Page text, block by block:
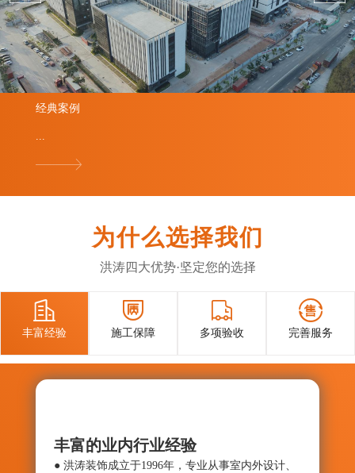
经典案例
为什么选择我们
洪涛四大优势·坚定您的选择

丰富经验

施工保障

多项验收

完善服务
丰富的业内行业经验
● 洪涛装饰成立于1996年，专业从事室内外设计、